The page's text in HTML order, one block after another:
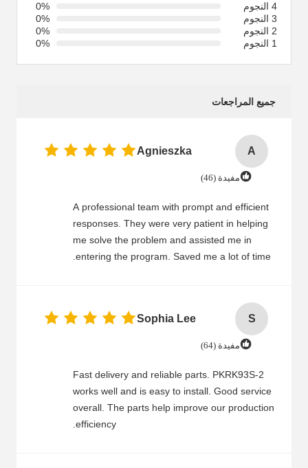
4 النجوم
0%
3 النجوم
0%
2 النجوم
0%
1 النجوم
0%
جميع المراجعات
A
Agnieszka
مفيدة (46)
A professional team with prompt and efficient
responses. They were very patient in helping
me solve the problem and assisted me in
entering the program. Saved me a lot of time.
S
Sophia Lee
مفيدة (64)
Fast delivery and reliable parts. PKRK93S-2
works well and is easy to install. Good service
overall. The parts help improve our production
efficiency.